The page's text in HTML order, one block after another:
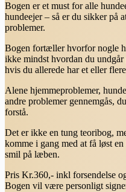
Bogen er et must for alle
hundeejer – så er du sikker på
problemer.
Bogen fortæller hvorfor nogle
ikke mindst hvordan du
hvis du allerede har et eller
Alene hjemmeproblemer,
andre problemer gennemgås,
forstå.
Det er ikke en tung teoribog,
komme i gang med at få løst
smil på læben.
Pris Kr.360,- inkl forsendelse
Bogen vil være personligt